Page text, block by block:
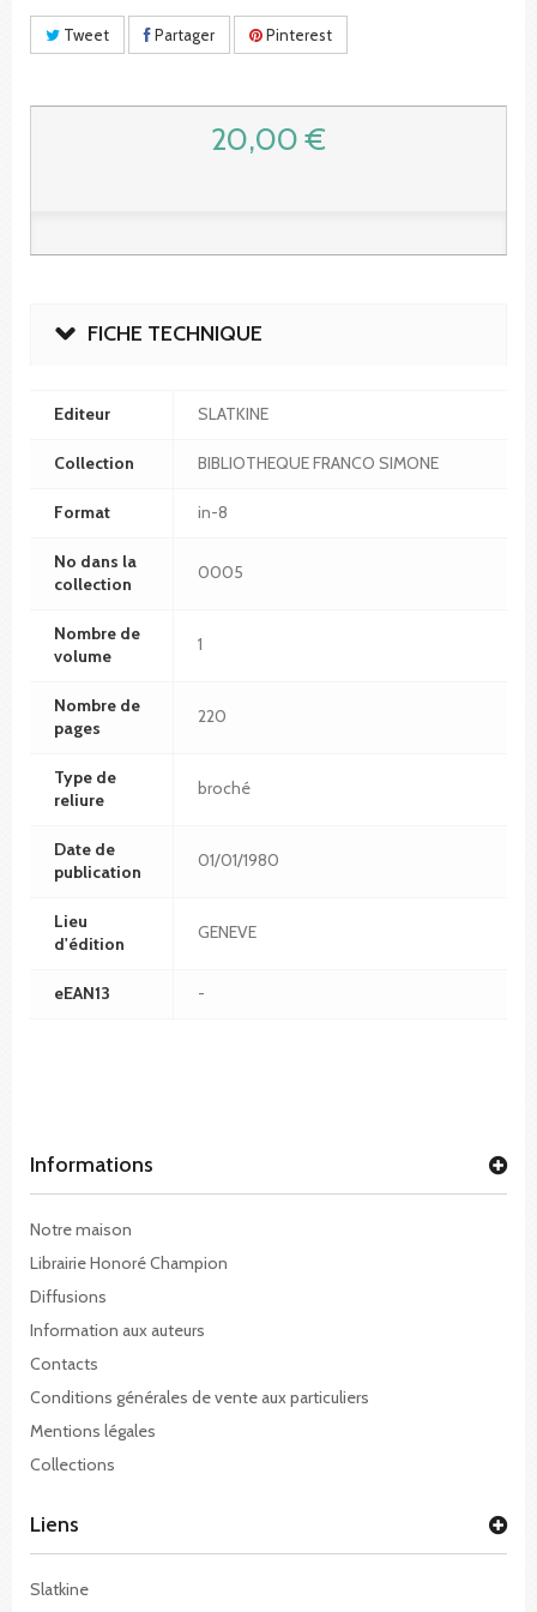
Tweet Partager Pinterest
20,00 €
FICHE TECHNIQUE
Editeur SLATKINE
Collection BIBLIOTHEQUE FRANCO SIMONE
Format in-8
No dans la
collection
0005
Nombre de
volume
1
Nombre de
pages
220
Type de
reliure
broché
Date de
publication
01/01/1980
Lieu
d'édition
GENEVE
eEAN13 -
Informations
Notre maison
Librairie Honoré Champion
Diffusions
Information aux auteurs
Contacts
Conditions générales de vente aux particuliers
Mentions légales
Collections
Liens
Slatkine